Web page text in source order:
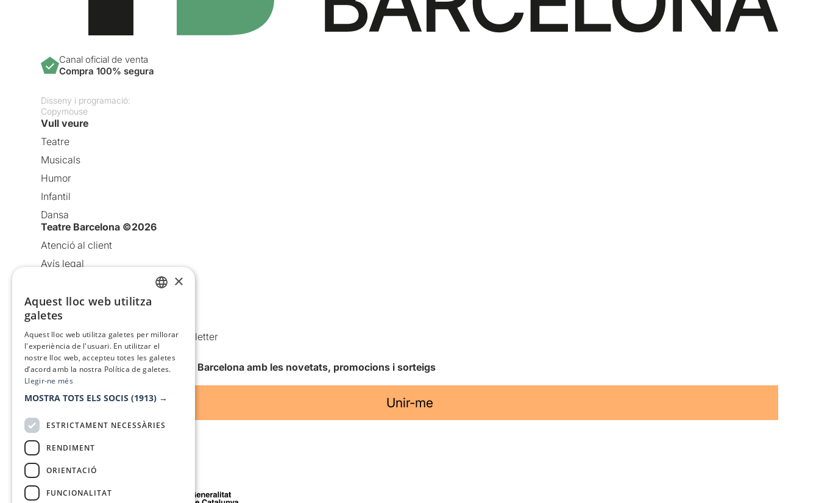
Canal oficial de venta
Compra 100% segura
Disseny i programació:
Copymouse
Vull veure
Teatre
Musicals
Humor
Infantil
Dansa
Teatre Barcelona ©2026
Atenció al client
Avís legal
Política de cookies
Condicions d’ús
Comunicacions comercials i Newsletter
Anuncia’t
Vull rebre la newsletter de Teatre Barcelona amb les novetats, promocions i sorteigs
Unir-me
Amb el suport de
×
Aquest lloc web utilitza
galetes
Aquest lloc web utilitza galetes per millorar
l'experiència de l'usuari. En utilitzar el
nostre lloc web, accepteu totes les galetes
d’acord amb la nostra Política de galetes.
Llegir-ne més
MOSTRA TOTS ELS SOCIS (1913) →
ESTRICTAMENT NECESSÀRIES
RENDIMENT
ORIENTACIÓ
FUNCIONALITAT